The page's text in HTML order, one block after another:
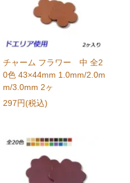
チャーム フラワー 中 全2
0色 43×44mm 1.0mm/2.0m
m/3.0mm 2ヶ
297円(税込)